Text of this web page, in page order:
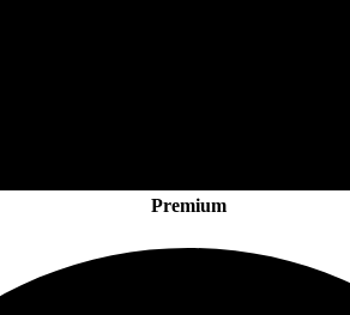
Premium